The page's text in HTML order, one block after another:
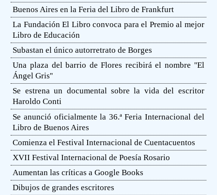
Buenos Aires en la Feria del Libro de Frankfurt
La Fundación El Libro convoca para el Premio al mejor
Libro de Educación
Subastan el único autorretrato de Borges
Una plaza del barrio de Flores recibirá el nombre ''El
Ángel Gris''
Se estrena un documental sobre la vida del escritor
Haroldo Conti
Se anunció oficialmente la 36.ª Feria Internacional del
Libro de Buenos Aires
Comienza el Festival Internacional de Cuentacuentos
XVII Festival Internacional de Poesía Rosario
Aumentan las críticas a Google Books
Dibujos de grandes escritores